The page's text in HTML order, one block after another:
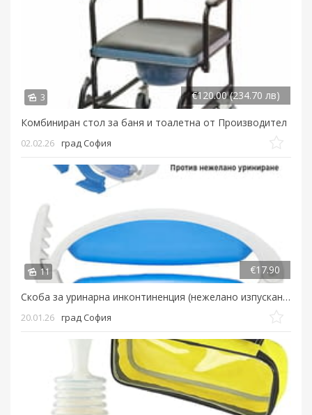
3
Комбиниран стол за баня и тоалетна от Производител
€120.00 (234.70 лв)
02.02.26 град София
11
Скоба за уринарна инконтиненция (нежелано изпускане на урина) напикаване...
€17.90
20.01.26 град София